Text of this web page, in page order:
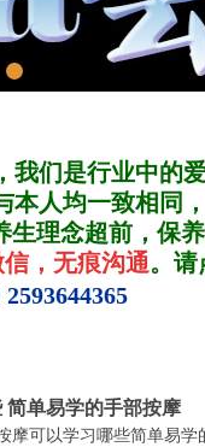
们是行业中的
人均一致相同
理念超前，保
，无痕沟通。请
简单易学的手部按摩
可以学习哪些简单易学